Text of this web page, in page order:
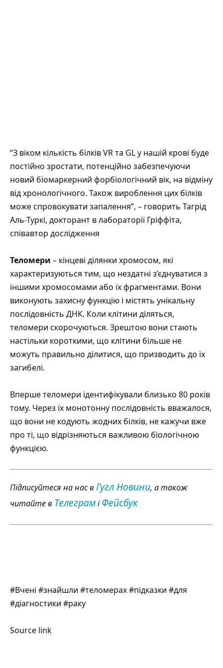
“З віком кількість білків VR та GL у нашій крові буде
постійно зростати, потенційно забезпечуючи
новий біомаркерний форбіологічний вік, на відміну
від хронологічного. Також вироблення цих білків
може спровокувати запалення”, – говорить Тагрід
Аль-Туркі, докторант в лабораторії Гріффіта,
співавтор дослідження
Теломери – кінцеві ділянки хромосом, які
характеризуються тим, що нездатні з’єднуватися з
іншими хромосомами або їх фрагментами. Вони
виконують захисну функцію і містять унікальну
послідовність ДНК. Коли клітини діляться,
теломери скорочуються. Зрештою вони стають
настільки короткими, що клітини більше не
можуть правильно ділитися, що призводить до їх
загибелі.
Вперше теломери ідентифікували близько 80 років
тому. Через їх монотонну послідовність вважалося,
що вони не кодують жодних білків, не кажучи вже
про ті, що відрізняються важливою біологічною
функцією.
Підписуйтеся на нас вГугл Новини, а також
читайте в ТелеграміФейсбук
#Вчені #знайшли #теломерах #підказки #для
#діагностики #раку
Source link